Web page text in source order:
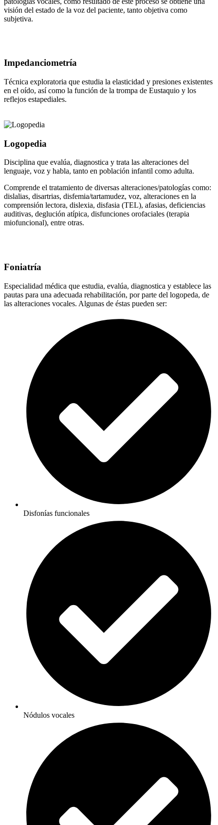
visión del estado de la voz del paciente, tanto objetiva como
subjetiva.
Impedanciometría
Técnica exploratoria que estudia la elasticidad y presiones existentes
en el oído, así como la función de la trompa de Eustaquio y los
reflejos estapediales.
Logopedia
Disciplina que evalúa, diagnostica y trata las alteraciones del
lenguaje, voz y habla, tanto en población infantil como adulta.
Comprende el tratamiento de diversas alteraciones/patologías como:
dislalias, disartrias, disfemia/tartamudez, voz, alteraciones en la
comprensión lectora, dislexia, disfasia (TEL), afasias, deficiencias
auditivas, deglución atípica, disfunciones orofaciales (terapia
miofuncional), entre otras.
Foniatría
Especialidad médica que estudia, evalúa, diagnostica y establece las
pautas para una adecuada rehabilitación, por parte del logopeda, de
las alteraciones vocales. Algunas de éstas pueden ser:
Disfonías funcionales
Nódulos vocales